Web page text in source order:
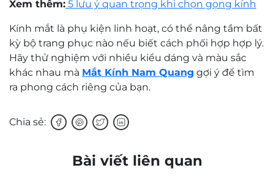
Xem thêm: 5 lưu ý quan trọng khi chọn gọng kính
Kính mắt là phụ kiện linh hoạt, có thể nâng tầm bất
kỳ bộ trang phục nào nếu biết cách phối hợp hợp lý.
Hãy thử nghiệm với nhiều kiểu dáng và màu sắc
khác nhau mà Mắt Kính Nam Quang gợi ý để tìm
ra phong cách riêng của bạn.
Chia sẻ:
Bài viết liên quan